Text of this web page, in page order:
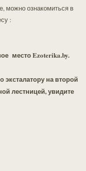
можно ознакомиться в
:
место Ezoterika.by.
на второй
лестницей, увидите